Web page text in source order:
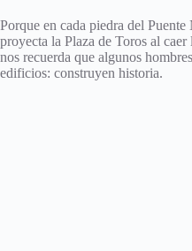
Porque en cada piedra del
proyecta la Plaza de Toros al
nos recuerda que algunos
edificios: construyen historia.